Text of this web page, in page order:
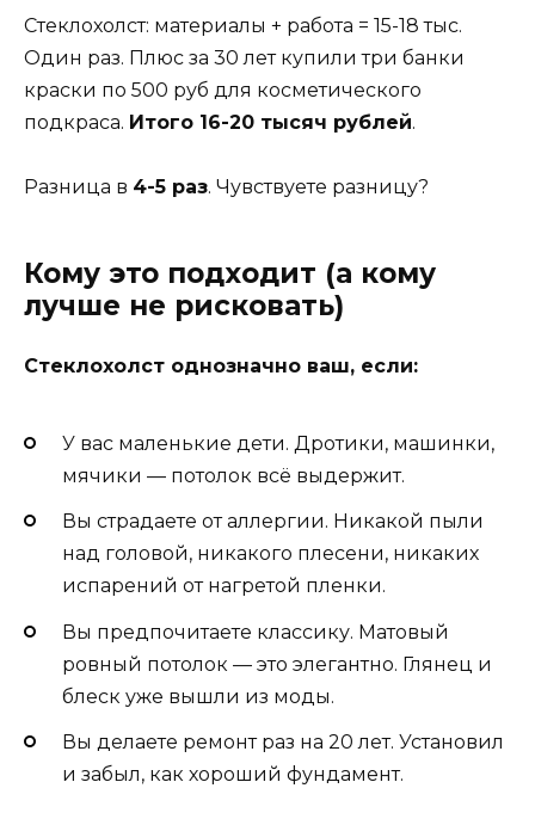
Стеклохолст: материалы + работа = 15-18 тыс.
Один раз. Плюс за 30 лет купили три банки
краски по 500 руб для косметического
подкраса. Итого 16-20 тысяч рублей.
Разница в 4-5 раз. Чувствуете разницу?
Кому это подходит (а кому
лучше не рисковать)
Стеклохолст однозначно ваш, если:
У вас маленькие дети. Дротики, машинки,
мячики — потолок всё выдержит.
Вы страдаете от аллергии. Никакой пыли
над головой, никакого плесени, никаких
испарений от нагретой пленки.
Вы предпочитаете классику. Матовый
ровный потолок — это элегантно. Глянец и
блеск уже вышли из моды.
Вы делаете ремонт раз на 20 лет. Установил
и забыл, как хороший фундамент.